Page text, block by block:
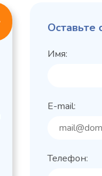
Polair
Расход
Оставьте
Имя:
E-mail:
Телефон: